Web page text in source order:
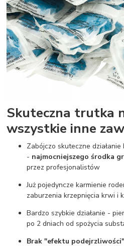
Skuteczna trutka
wszystkie inne
Zabójczo skuteczne działanie
- najmocniejszego środka
przez profesjonalistów
Już pojedyncze karmienie
zaburzenia krzepnięcia krwi i
Bardzo szybkie działanie -
po 2 dniach od spożycia
Brak "efektu podejrzliwości"